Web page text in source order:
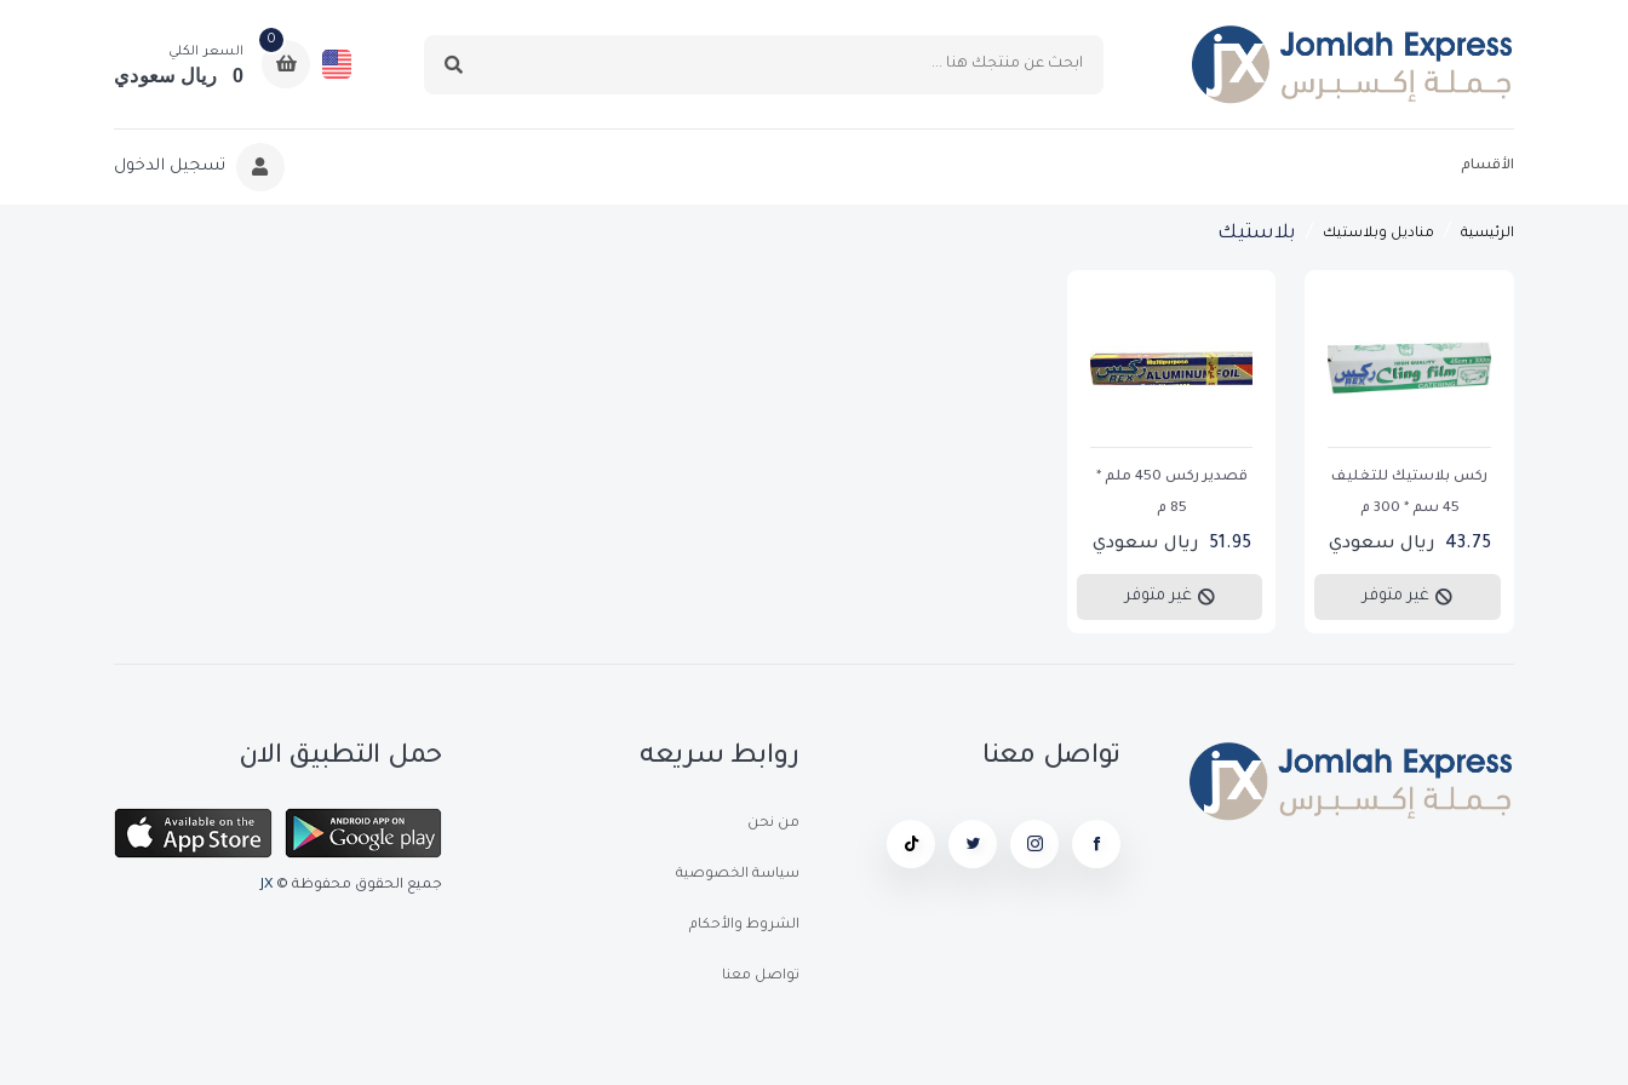
0
السعر الكلي
0 ريال سعودي
الأقسام تسجيل الدخول
الرئيسية مناديل وبلاستيك بلاستيك
ركس بلاستيك للتغليف
45 سم * 300 م
43.75 ريال سعودي
غير متوفر
قصدير ركس 450 ملم *
85 م
51.95 ريال سعودي
غير متوفر
تواصل معنا روابط سريعه
من نحن
سياسة الخصوصية
الشروط والأحكام
تواصل معنا
حمل التطبيق الان
جميع الحقوق محفوظة © JX